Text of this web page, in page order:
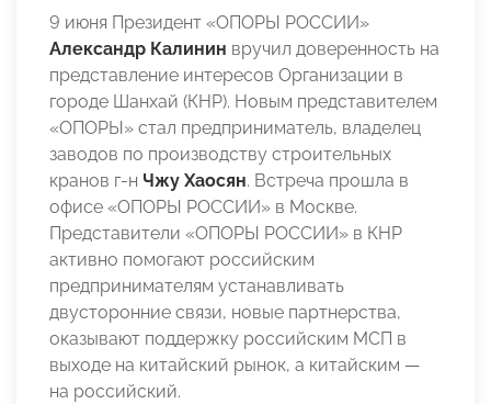
9 июня Президент «ОПОРЫ РОССИИ»
Александр Калинин вручил доверенность на
представление интересов Организации в
городе Шанхай (КНР). Новым представителем
«ОПОРЫ» стал предприниматель, владелец
заводов по производству строительных
кранов г-н Чжу Хаосян. Встреча прошла в
офисе «ОПОРЫ РОССИИ» в Москве.
Представители «ОПОРЫ РОССИИ» в КНР
активно помогают российским
предпринимателям устанавливать
двусторонние связи, новые партнерства,
оказывают поддержку российским МСП в
выходе на китайский рынок, а китайским —
на российский.